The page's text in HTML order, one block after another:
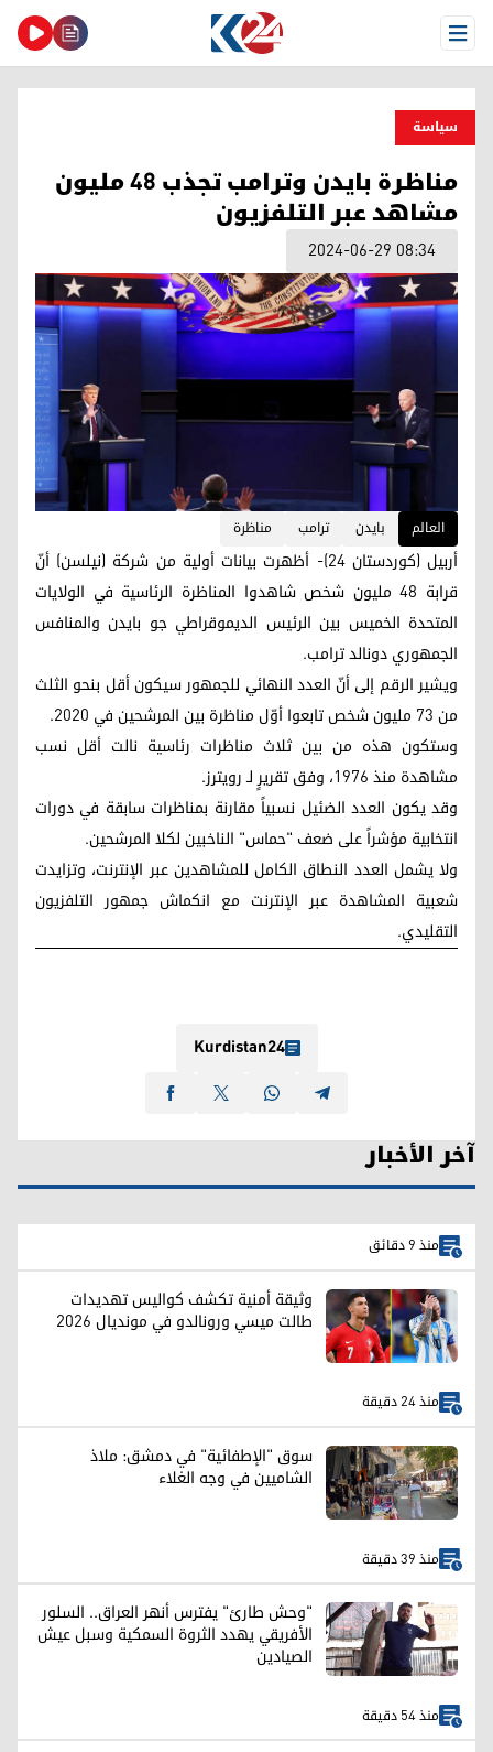
Open Menu
سیاسة
مناظرة بايدن وترامب تجذب 48 مليون
مشاهد عبر التلفزيون
2024-06-29 08:34
العالم بايدن ترامب مناظرة
أربيل (كوردستان 24)- أظهرت بيانات أولية من شركة (نيلسن) أنّ
قرابة 48 مليون شخص شاهدوا المناظرة الرئاسية في الولايات
المتحدة الخميس بين الرئيس الديموقراطي جو بايدن والمنافس
الجمهوري دونالد ترامب.
ويشير الرقم إلى أنّ العدد النهائي للجمهور سيكون أقل بنحو الثلث
من 73 مليون شخص تابعوا أوّل مناظرة بين المرشحين في 2020.
وستكون هذه من بين ثلاث مناظرات رئاسية نالت أقل نسب
مشاهدة منذ 1976، وفق تقريرٍ لـ رويترز.
وقد يكون العدد الضئيل نسبياً مقارنة بمناظرات سابقة في دورات
انتخابية مؤشراً على ضعف "حماس" الناخبين لكلا المرشحين.
ولا يشمل العدد النطاق الكامل للمشاهدين عبر الإنترنت، وتزايدت
شعبية المشاهدة عبر الإنترنت مع انكماش جمهور التلفزيون
التقليدي.
Kurdistan24
آخر الأخبار
منذ 9 دقائق
وثيقة أمنية تكشف كواليس تهديدات
طالت ميسي ورونالدو في مونديال 2026
منذ 24 دقيقة
سوق "الإطفائية" في دمشق: ملاذ
الشاميين في وجه الغلاء
منذ 39 دقيقة
"وحش طارئ" يفترس أنهر العراق.. السلور
الأفريقي يهدد الثروة السمكية وسبل عيش
الصيادين
منذ 54 دقيقة